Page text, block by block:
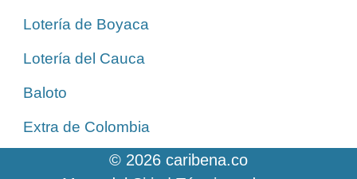
Lotería de Boyaca
Lotería del Cauca
Baloto
Extra de Colombia
© 2026 caribena.co